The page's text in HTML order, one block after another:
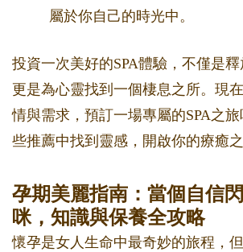
屬於你自己的時光中。
投資一次美好的SPA體驗，不僅是釋
更是為心靈找到一個棲息之所。現
情與需求，預訂一場專屬的SPA之
些推薦中找到靈感，開啟你的療癒之
孕期美麗指南：當個自信
咪，知識與保養全攻略
懷孕是女人生命中最奇妙的旅程，